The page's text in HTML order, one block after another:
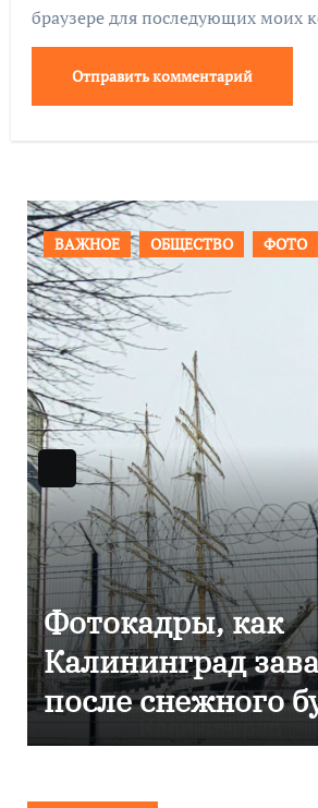
браузере для последующих моих
ПРОИСШЕСТВИЯ ФОТО
Фоторепортаж
Калининграде
эвакуировали ТЦ
сообщения о